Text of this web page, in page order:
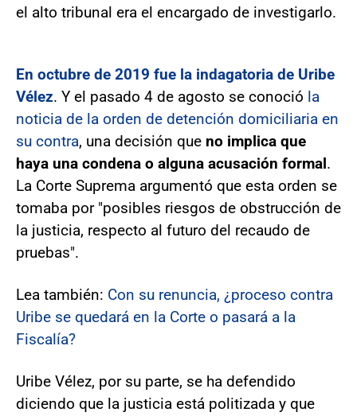
el alto tribunal era el encargado de investigarlo.
En octubre de 2019 fue la indagatoria de Uribe
Vélez. Y el pasado 4 de agosto se conoció la
noticia de la orden de detención domiciliaria en
su contra, una decisión que no implica que
haya una condena o alguna acusación formal.
La Corte Suprema argumentó que esta orden se
tomaba por "posibles riesgos de obstrucción de
la justicia, respecto al futuro del recaudo de
pruebas".
Lea también: Con su renuncia, ¿proceso contra
Uribe se quedará en la Corte o pasará a la
Fiscalía?
Uribe Vélez, por su parte, se ha defendido
diciendo que la justicia está politizada y que